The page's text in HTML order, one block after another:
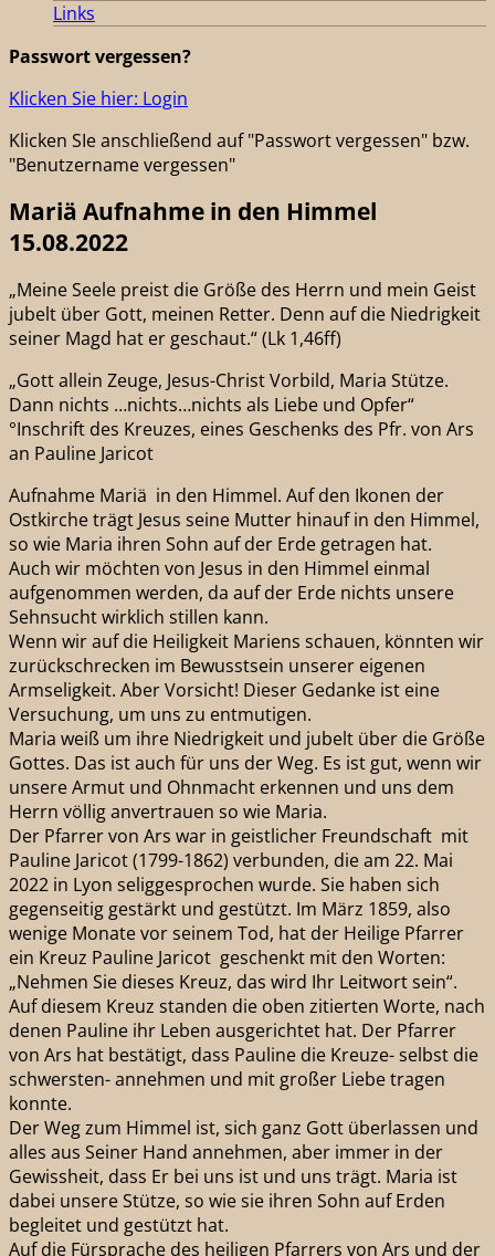
Links
Passwort vergessen?
Klicken Sie hier: Login
Klicken SIe anschließend auf "Passwort vergessen" bzw.
"Benutzername vergessen"
Mariä Aufnahme in den Himmel
15.08.2022
„Meine Seele preist die Größe des Herrn und mein Geist
jubelt über Gott, meinen Retter. Denn auf die Niedrigkeit
seiner Magd hat er geschaut.“ (Lk 1,46ff)
„Gott allein Zeuge, Jesus-Christ Vorbild, Maria Stütze.
Dann nichts …nichts…nichts als Liebe und Opfer“
°Inschrift des Kreuzes, eines Geschenks des Pfr. von Ars
an Pauline Jaricot
Aufnahme Mariä in den Himmel. Auf den Ikonen der
Ostkirche trägt Jesus seine Mutter hinauf in den Himmel,
so wie Maria ihren Sohn auf der Erde getragen hat.
Auch wir möchten von Jesus in den Himmel einmal
aufgenommen werden, da auf der Erde nichts unsere
Sehnsucht wirklich stillen kann.
Wenn wir auf die Heiligkeit Mariens schauen, könnten wir
zurückschrecken im Bewusstsein unserer eigenen
Armseligkeit. Aber Vorsicht! Dieser Gedanke ist eine
Versuchung, um uns zu entmutigen.
Maria weiß um ihre Niedrigkeit und jubelt über die Größe
Gottes. Das ist auch für uns der Weg. Es ist gut, wenn wir
unsere Armut und Ohnmacht erkennen und uns dem
Herrn völlig anvertrauen so wie Maria.
Der Pfarrer von Ars war in geistlicher Freundschaft mit
Pauline Jaricot (1799-1862) verbunden, die am 22. Mai
2022 in Lyon seliggesprochen wurde. Sie haben sich
gegenseitig gestärkt und gestützt. Im März 1859, also
wenige Monate vor seinem Tod, hat der Heilige Pfarrer
ein Kreuz Pauline Jaricot geschenkt mit den Worten:
„Nehmen Sie dieses Kreuz, das wird Ihr Leitwort sein“.
Auf diesem Kreuz standen die oben zitierten Worte, nach
denen Pauline ihr Leben ausgerichtet hat. Der Pfarrer
von Ars hat bestätigt, dass Pauline die Kreuze- selbst die
schwersten- annehmen und mit großer Liebe tragen
konnte.
Der Weg zum Himmel ist, sich ganz Gott überlassen und
alles aus Seiner Hand annehmen, aber immer in der
Gewissheit, dass Er bei uns ist und uns trägt. Maria ist
dabei unsere Stütze, so wie sie ihren Sohn auf Erden
begleitet und gestützt hat.
Auf die Fürsprache des heiligen Pfarrers von Ars und der